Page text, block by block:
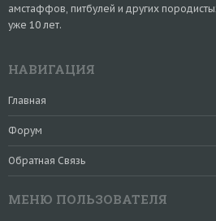
амстаффов, питбулей и других
уже 10 лет.
НАВИГАЦИЯ
Главная
Форум
Обратная Связь
МЕНЮ ПОЛЬЗОВАТЕЛЯ